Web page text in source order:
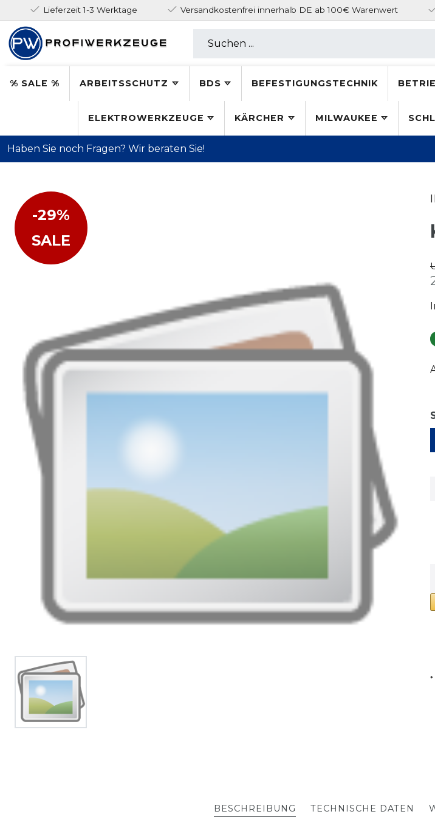
Lieferzeit 1-3 Werktage Versandkostenfrei innerhalb DE ab 100€ Warenwert
% SALE % ARBEITSSCHUTZ BDS BEFESTIGUNGSTECHNIK
ELEKTROWERKZEUGE KÄRCHER MILWAUKEE
Haben Sie noch Fragen? Wir beraten Sie!
-29%
SALE
*
BESCHREIBUNG TECHNISCHE DATEN